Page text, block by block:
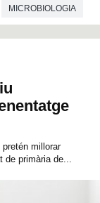
MICROBIOLOGIA
millorar
de primària de...